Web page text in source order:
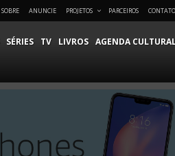
SOBRE ANUNCIE PROJETOS PARCEIROS CONTATO
SÉRIES TV LIVROS AGENDA